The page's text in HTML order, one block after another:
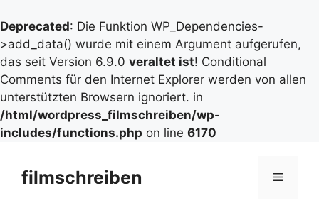
Deprecated: Die Funktion WP_Dependencies-
>add_data() wurde mit einem Argument aufgerufen,
das seit Version 6.9.0 veraltet ist! Conditional
Comments für den Internet Explorer werden von allen
unterstützten Browsern ignoriert. in
/html/wordpress_filmschreiben/wp-
includes/functions.php on line 6170
Inhalt
springen
filmschreiben Menü